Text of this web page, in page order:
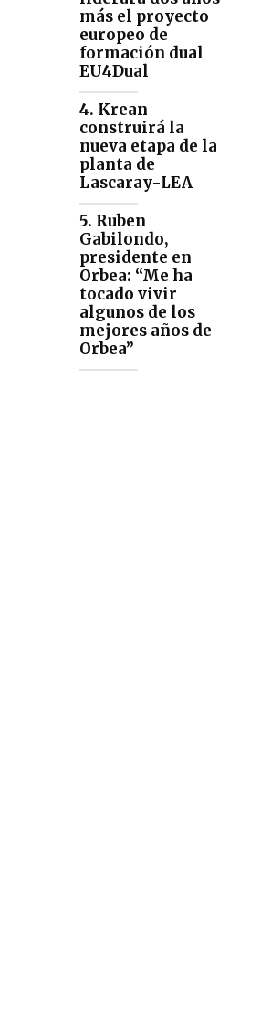
más el proyecto
europeo de
formación dual
EU4Dual
4. Krean
construirá la
nueva etapa de la
planta de
Lascaray-LEA
5. Ruben
Gabilondo,
presidente en
Orbea: “Me ha
tocado vivir
algunos de los
mejores años de
Orbea”